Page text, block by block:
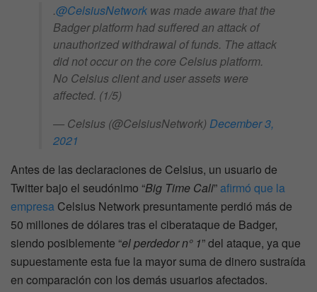
.@CelsiusNetwork was made aware that the
Badger platform had suffered an attack of
unauthorized withdrawal of funds. The attack
did not occur on the core Celsius platform.
No Celsius client and user assets were
affected. (1/5)
— Celsius (@CelsiusNetwork) December 3,
2021
Antes de las declaraciones de Celsius, un usuario de
Twitter bajo el seudónimo “Big Time Cali” afirmó que la
empresa Celsius Network presuntamente perdió más de
50 millones de dólares tras el ciberataque de Badger,
siendo posiblemente “el perdedor n° 1” del ataque, ya que
supuestamente esta fue la mayor suma de dinero sustraída
en comparación con los demás usuarios afectados.